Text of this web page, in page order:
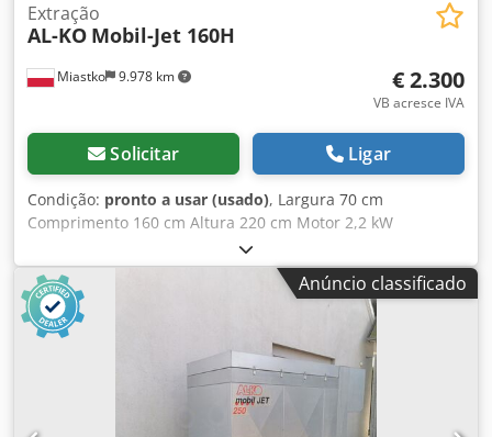
Miastko 9.978 km
Extração
AL-KO Mobil-Jet 160H
€ 2.300
VB acresce IVA
Solicitar Ligar
Condição: pronto a usar (usado), Largura 70 cm
Comprimento 160 cm Altura 220 cm Motor 2,2 kW
Anúncio classificado